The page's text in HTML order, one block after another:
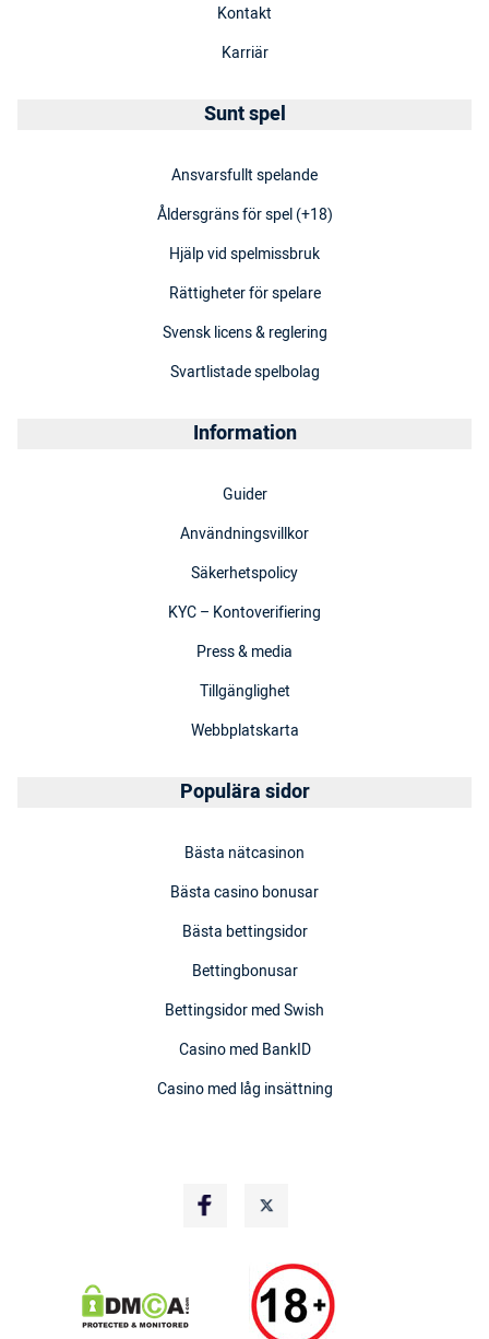
Kontakt
Karriär
Sunt spel
Ansvarsfullt spelande
Åldersgräns för spel (+18)
Hjälp vid spelmissbruk
Rättigheter för spelare
Svensk licens & reglering
Svartlistade spelbolag
Information
Guider
Användningsvillkor
Säkerhetspolicy
KYC – Kontoverifiering
Press & media
Tillgänglighet
Webbplatskarta
Populära sidor
Bästa nätcasinon
Bästa casino bonusar
Bästa bettingsidor
Bettingbonusar
Bettingsidor med Swish
Casino med BankID
Casino med låg insättning